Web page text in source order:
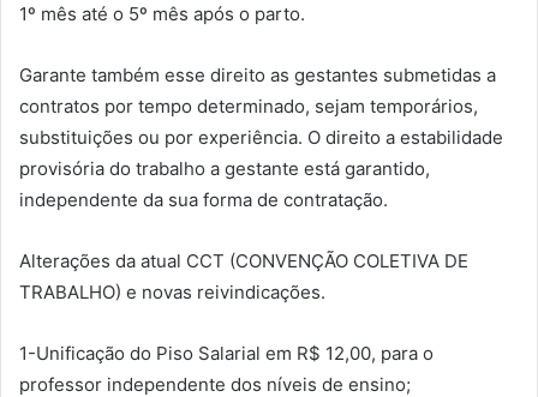
1º mês até o 5º mês após o parto.
Garante também esse direito as gestantes submetidas a
contratos por tempo determinado, sejam temporários,
substituições ou por experiência. O direito a estabilidade
provisória do trabalho a gestante está garantido,
independente da sua forma de contratação.
Alterações da atual CCT (CONVENÇÃO COLETIVA DE
TRABALHO) e novas reivindicações.
1-Unificação do Piso Salarial em R$ 12,00, para o
professor independente dos níveis de ensino;